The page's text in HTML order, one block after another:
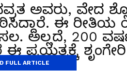
ಅವರು, ವೇದ
ಈ
ಅಲ್ಲದೆ, 200
ಪ್ರಯತ್ನಕ್ಕೆ
FULL ARTICLE